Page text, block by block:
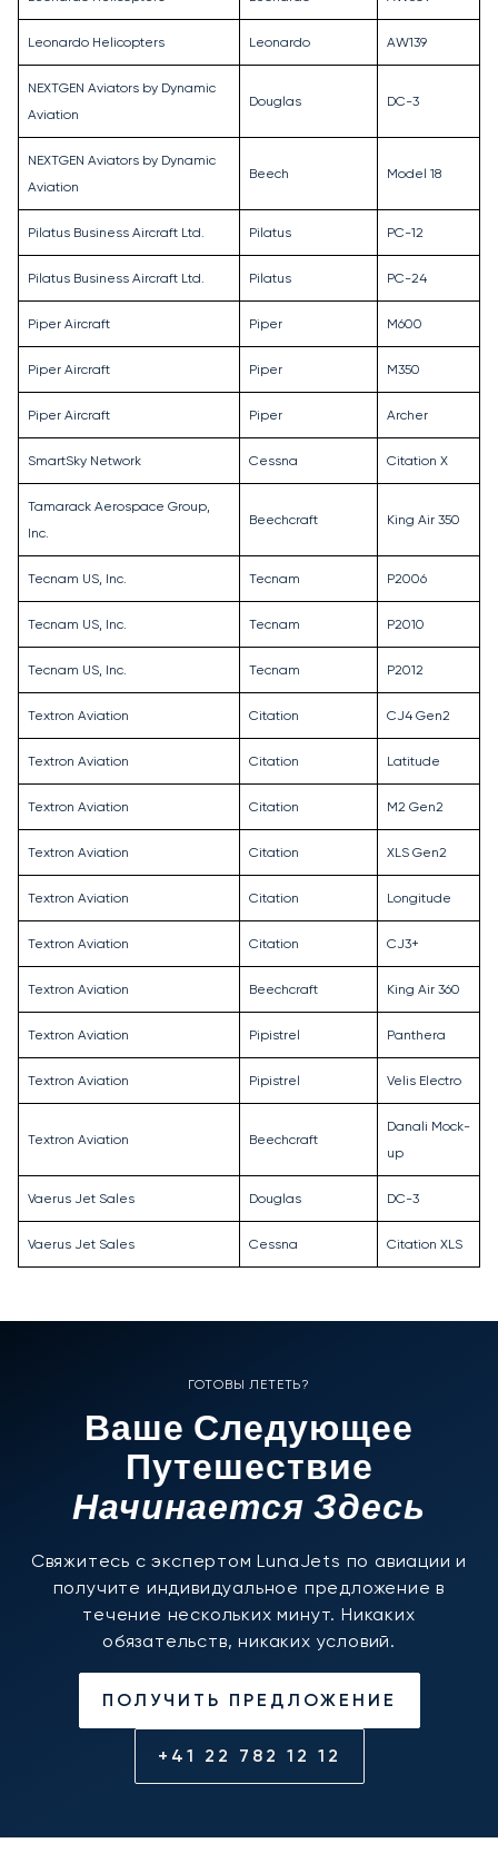
Leonardo Helicopters Leonardo AW139
NEXTGEN Aviators by Dynamic
Aviation
Douglas DC-3
NEXTGEN Aviators by Dynamic
Aviation
Beech Model 18
Pilatus Business Aircraft Ltd. Pilatus PC-12
Pilatus Business Aircraft Ltd. Pilatus PC-24
Piper Aircraft Piper M600
Piper Aircraft Piper M350
Piper Aircraft Piper Archer
SmartSky Network Cessna Citation X
Tamarack Aerospace Group,
Inc.
Beechcraft King Air 350
Tecnam US, Inc. Tecnam P2006
Tecnam US, Inc. Tecnam P2010
Tecnam US, Inc. Tecnam P2012
Textron Aviation Citation CJ4 Gen2
Textron Aviation Citation Latitude
Textron Aviation Citation M2 Gen2
Textron Aviation Citation XLS Gen2
Textron Aviation Citation Longitude
Textron Aviation Citation CJ3+
Textron Aviation Beechcraft King Air 360
Textron Aviation Pipistrel Panthera
Textron Aviation Pipistrel Velis Electro
Textron Aviation Beechcraft
Danali Mock-
up
Vaerus Jet Sales Douglas DC-3
Vaerus Jet Sales Cessna Citation XLS
ГОТОВЫ ЛЕТЕТЬ?
Ваше Следующее
Путешествие
Начинается Здесь
Свяжитесь с экспертом LunaJets по авиации и
получите индивидуальное предложение в
течение нескольких минут. Никаких
обязательств, никаких условий.
ПОЛУЧИТЬ ПРЕДЛОЖЕНИЕ
+41 22 782 12 12